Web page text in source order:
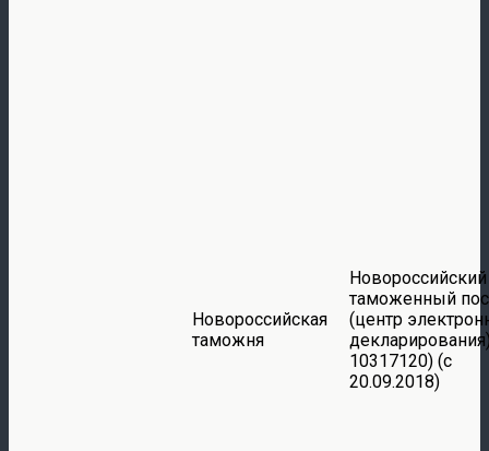
Новороссийская
таможня
Новороссийский
таможенный
(центр
10317120) (с
20.09.2018)